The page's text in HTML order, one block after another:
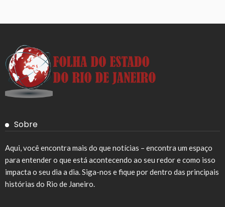
Sobre
Aqui, você encontra mais do que notícias – encontra um espaço
para entender o que está acontecendo ao seu redor e como isso
impacta o seu dia a dia. Siga-nos e fique por dentro das principais
histórias do Rio de Janeiro.